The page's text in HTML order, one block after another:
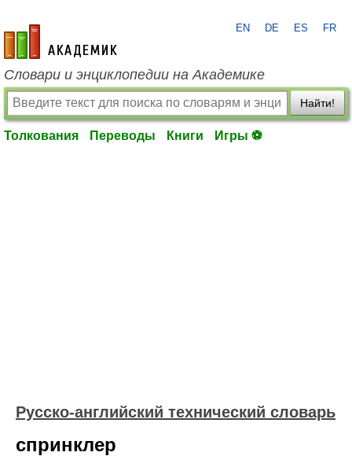
academic.ru
EN DE ES FR
Словари и энциклопедии на Академике
Найти!
Толкования Переводы Книги Игры ⚽
Русско-английский технический словарь
спринклер